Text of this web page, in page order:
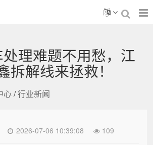
理难题不用愁，江
拆解线来拯救！
心/行业新闻
2026-07-06 10:39:08 109